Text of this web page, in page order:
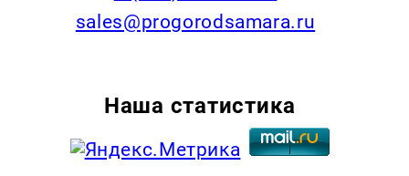
sales@progorodsamara.ru
Наша статистика